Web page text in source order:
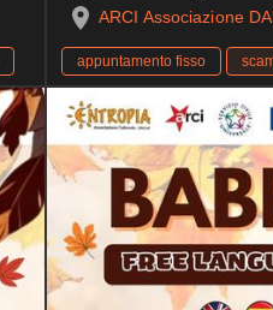
ARCI Associazione
appuntamento fisso